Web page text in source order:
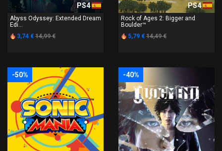
PS4
Abyss Odyssey: Extended Dream
Edi...
3,74 € 14,99 €
PS4
Rock of Ages 2: Bigger and
Boulder™
5,79 € 14,49 €
-50% -40%